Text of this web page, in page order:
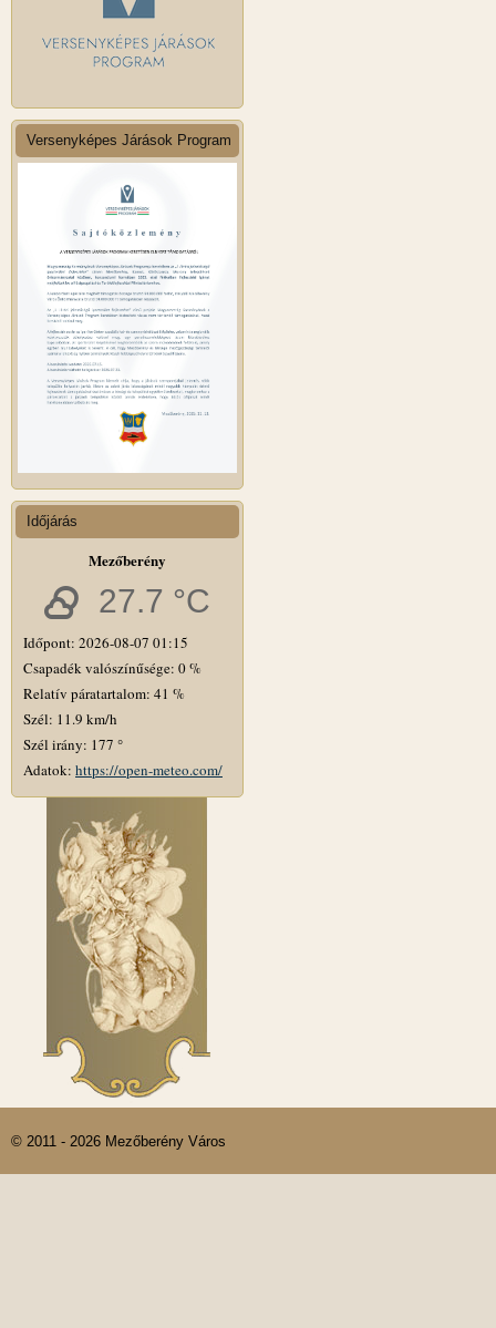
Versenyképes Járások Program
Időjárás
Mezőberény
27.7 °C
Időpont: 2026-08-07 01:15
Csapadék valószínűsége: 0 %
Relatív páratartalom: 41 %
Szél: 11.9 km/h
Szél irány: 177 °
Adatok: https://open-meteo.com/
© 2011 - 2026 Mezőberény Város